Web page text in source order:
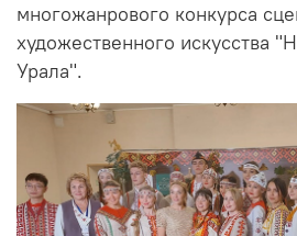
многожанрового конкурса
художественного искусства
Урала".